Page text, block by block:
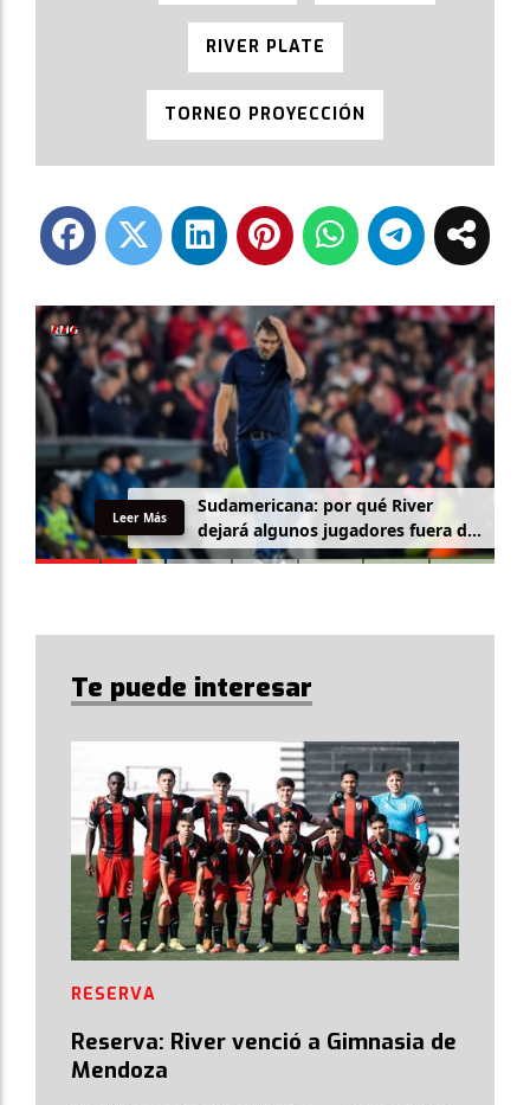
RIVER PLATE
TORNEO PROYECCIÓN
Sudamericana: por qué River
dejará algunos jugadores fuera de
la lista
Leer Más
Te puede interesar
Reserva: River venció a Gimnasia de
Mendoza
RESERVA